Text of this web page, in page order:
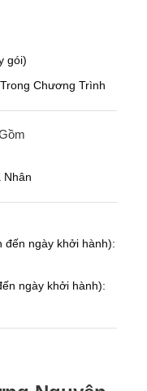
gói)
Chương Trình
Nhân
đến ngày khởi hành):
ngày khởi hành):